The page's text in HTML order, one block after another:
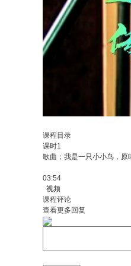
课程目录
课时1
歌曲；我是一只小小鸟，
03:54
视频
课程评论
查看更多回复